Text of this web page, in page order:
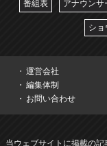
番組表 アナウンサ
ショ
運営会社
編集体制
お問い合わせ
当ウェブサイトに掲載の